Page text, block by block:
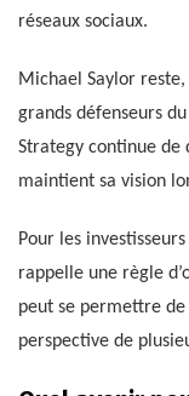
réseaux sociaux.
Michael Saylor
grands défenseurs
Strategy continue de
maintient sa vision
Pour les
rappelle une règle
peut se permettre
perspective de